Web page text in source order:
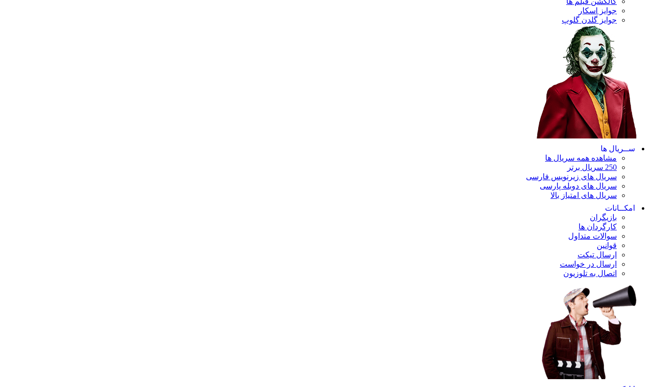
جوایز اسکار
جوایز گلدن گلوپ
ســریال ها
مشاهده همه سریال ها
250 سریال برتر
سریال های زیرنویس فارسی
سریال های دوبله پارسی
سریال های امتیاز بالا
امکــانات
بازیگران
کارگردان ها
سوالات متداول
قوانین
ارسال تیکت
ارسال در خواست
اتصال به تلوزیون